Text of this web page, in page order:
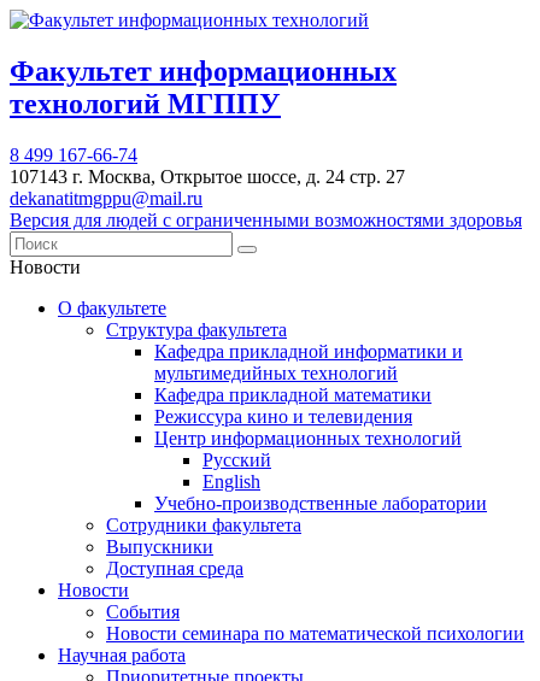
Факультет информационных
технологий МГППУ
8 499 167-66-74
107143 г. Москва, Открытое шоссе, д. 24 стр. 27
dekanatitmgppu@mail.ru
Версия для людей с ограниченными возможностями здоровья
Новости
О факультете
Структура факультета
Кафедра прикладной информатики и
мультимедийных технологий
Кафедра прикладной математики
Режиссура кино и телевидения
Центр информационных технологий
Русский
English
Учебно-производственные лаборатории
Сотрудники факультета
Выпускники
Доступная среда
Новости
События
Новости семинара по математической психологии
Научная работа
Приоритетные проекты